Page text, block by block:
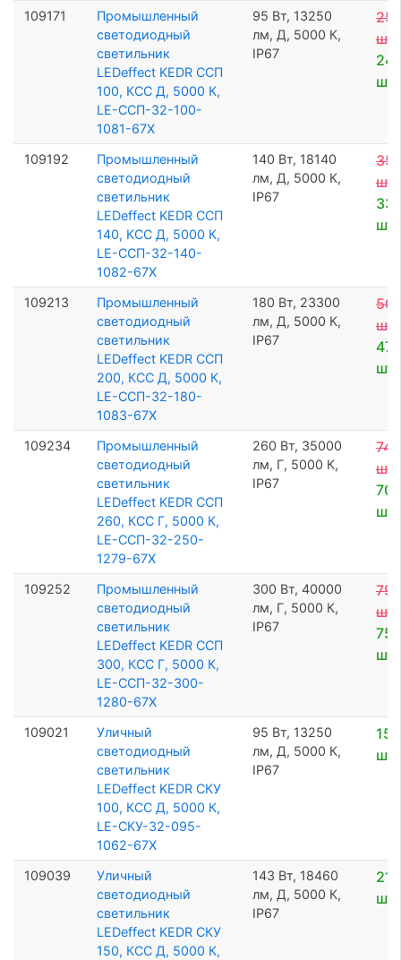
109171
Промышленный
светодиодный
светильник
LEDeffect KEDR ССП
100, КСС Д, 5000 К,
LE-ССП-32-100-
1081-67Х
95 Вт, 13250
лм, Д, 5000 К,
IP67
25
шт
24
шт
109192
Промышленный
светодиодный
светильник
LEDeffect KEDR ССП
140, КСС Д, 5000 К,
LE-ССП-32-140-
1082-67Х
140 Вт, 18140
лм, Д, 5000 К,
IP67
35
шт
33
шт
109213
Промышленный
светодиодный
светильник
LEDeffect KEDR ССП
200, КСС Д, 5000 К,
LE-ССП-32-180-
1083-67Х
180 Вт, 23300
лм, Д, 5000 К,
IP67
50
шт
47
шт
109234
Промышленный
светодиодный
светильник
LEDeffect KEDR ССП
260, КСС Г, 5000 К,
LE-ССП-32-250-
1279-67Х
260 Вт, 35000
лм, Г, 5000 К,
IP67
74
шт
70
шт
109252
Промышленный
светодиодный
светильник
LEDeffect KEDR ССП
300, КСС Г, 5000 К,
LE-ССП-32-300-
1280-67Х
300 Вт, 40000
лм, Г, 5000 К,
IP67
79
шт
75
шт
109021
Уличный
светодиодный
светильник
LEDeffect KEDR СКУ
100, КСС Д, 5000 К,
LE-СКУ-32-095-
1062-67Х
95 Вт, 13250
лм, Д, 5000 К,
IP67
15
шт
109039
Уличный
светодиодный
светильник
LEDeffect KEDR СКУ
150, КСС Д, 5000 К,
143 Вт, 18460
лм, Д, 5000 К,
IP67
21
шт